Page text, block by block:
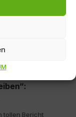
Hl. Kreuz
zeitnah und...
tollen Bericht